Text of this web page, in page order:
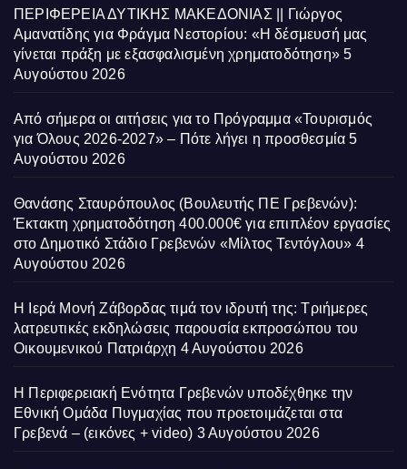
ΠΕΡΙΦΕΡΕΙΑ ΔΥΤΙΚΗΣ ΜΑΚΕΔΟΝΙΑΣ || Γιώργος
Αμανατίδης για Φράγμα Νεστορίου: «Η δέσμευσή μας
γίνεται πράξη με εξασφαλισμένη χρηματοδότηση» 5
Αυγούστου 2026
Από σήμερα οι αιτήσεις για το Πρόγραμμα «Τουρισμός
για Όλους 2026-2027» – Πότε λήγει η προσθεσμία 5
Αυγούστου 2026
Θανάσης Σταυρόπουλος (Βουλευτής ΠΕ Γρεβενών):
Έκτακτη χρηματοδότηση 400.000€ για επιπλέον εργασίες
στο Δημοτικό Στάδιο Γρεβενών «Μίλτος Τεντόγλου» 4
Αυγούστου 2026
Η Ιερά Μονή Ζάβορδας τιμά τον ιδρυτή της: Τριήμερες
λατρευτικές εκδηλώσεις παρουσία εκπροσώπου του
Οικουμενικού Πατριάρχη 4 Αυγούστου 2026
Η Περιφερειακή Ενότητα Γρεβενών υποδέχθηκε την
Εθνική Ομάδα Πυγμαχίας που προετοιμάζεται στα
Γρεβενά – (εικόνες + video) 3 Αυγούστου 2026